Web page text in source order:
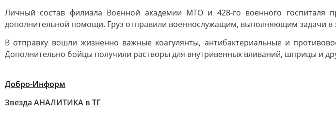
Личный состав филиала Военной академии МТО и 428-го военного госпиталя
дополнительной помощи. Груз отправили военнослужащим, выполняющим задачи в
В отправку вошли жизненно важные коагулянты, антибактериальные и
Дополнительно бойцы получили растворы для внутривенных вливаний, шприцы и
Добро-Информ
Звезда АНАЛИТИКА в ТГ